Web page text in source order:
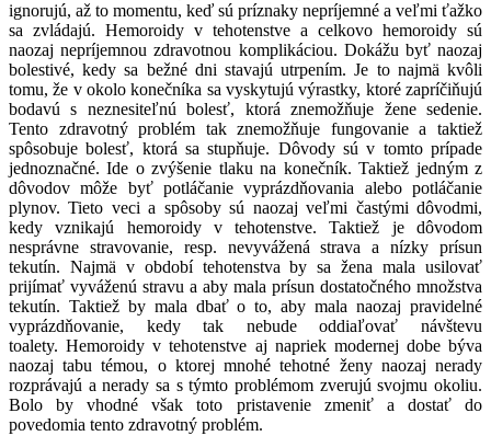
ignorujú, až to momentu, keď sú príznaky nepríjemné a veľmi ťažko
sa zvládajú. Hemoroidy v tehotenstve a celkovo hemoroidy sú
naozaj nepríjemnou zdravotnou komplikáciou. Dokážu byť naozaj
bolestivé, kedy sa bežné dni stavajú utrpením. Je to najmä kvôli
tomu, že v okolo konečníka sa vyskytujú výrastky, ktoré zapríčiňujú
bodavú s neznesiteľnú bolesť, ktorá znemožňuje žene sedenie.
Tento zdravotný problém tak znemožňuje fungovanie a taktiež
spôsobuje bolesť, ktorá sa stupňuje. Dôvody sú v tomto prípade
jednoznačné. Ide o zvýšenie tlaku na konečník. Taktiež jedným z
dôvodov môže byť potláčanie vyprázdňovania alebo potláčanie
plynov. Tieto veci a spôsoby sú naozaj veľmi častými dôvodmi,
kedy vznikajú hemoroidy v tehotenstve.Taktiež je dôvodom
nesprávne stravovanie, resp. nevyvážená strava a nízky prísun
tekutín. Najmä v období tehotenstva by sa žena mala usilovať
prijímať vyváženú stravu a aby mala prísun dostatočného množstva
tekutín. Taktiež by mala dbať o to, aby mala naozaj pravidelné
vyprázdňovanie, kedy tak nebude oddiaľovať návštevu
toalety.Hemoroidy v tehotenstve aj napriek modernej dobe býva
naozaj tabu témou, o ktorej mnohé tehotné ženy naozaj nerady
rozprávajú a nerady sa s týmto problémom zverujú svojmu okoliu.
Bolo by vhodné však toto pristavenie zmeniť a dostať do
povedomia tento zdravotný problém.